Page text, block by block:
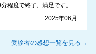
程度で終了。満足です。
2025年06月
受診者の感想一覧を見る→